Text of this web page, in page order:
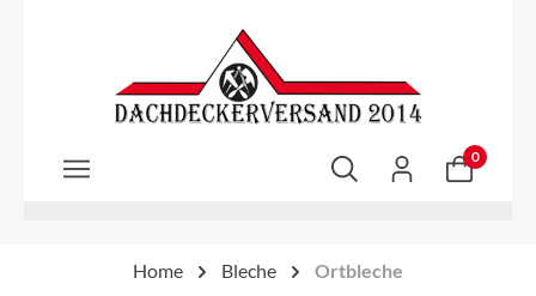
Zum Hauptinhalt springen
0
Home Bleche Ortbleche